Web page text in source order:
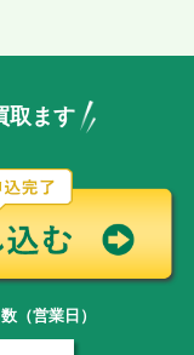
取ます
（営業日）